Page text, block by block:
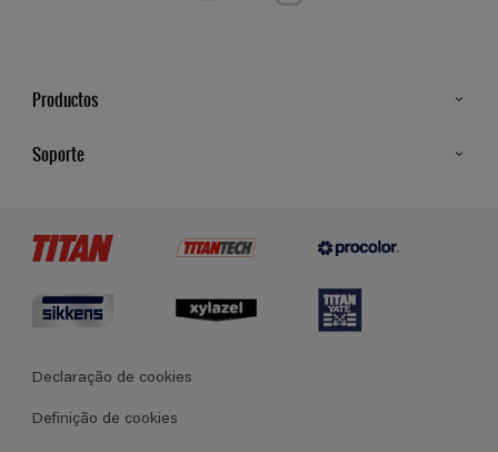
Productos
Soporte
Termos e Condições Gerais de Venda
Declaração de cookies
Definição de cookies